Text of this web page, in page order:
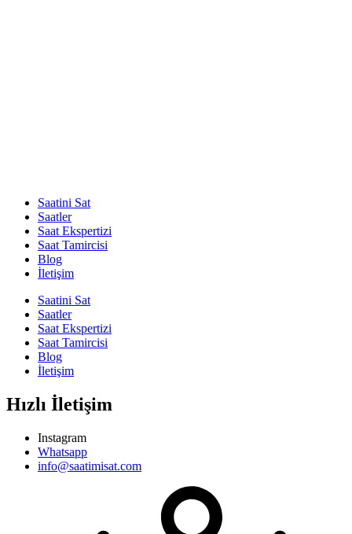
Saatini Sat
Saatler
Saat Ekspertizi
Saat Tamircisi
Blog
İletişim
Saatini Sat
Saatler
Saat Ekspertizi
Saat Tamircisi
Blog
İletişim
Hızlı İletişim
Instagram
Whatsapp
info@saatimisat.com